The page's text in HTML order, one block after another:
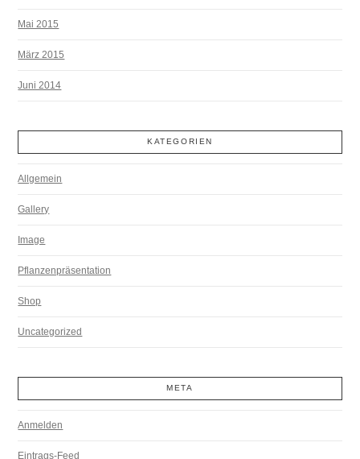
Mai 2015
März 2015
Juni 2014
KATEGORIEN
Allgemein
Gallery
Image
Pflanzenpräsentation
Shop
Uncategorized
META
Anmelden
Eintrags-Feed